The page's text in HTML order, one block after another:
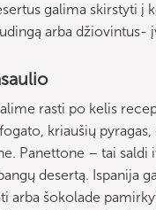
galima skirstyti
arba džiovintus-
rasti po kelis
kriaušių
Panettone – tai
desertą. Ispanija
arba šokolade